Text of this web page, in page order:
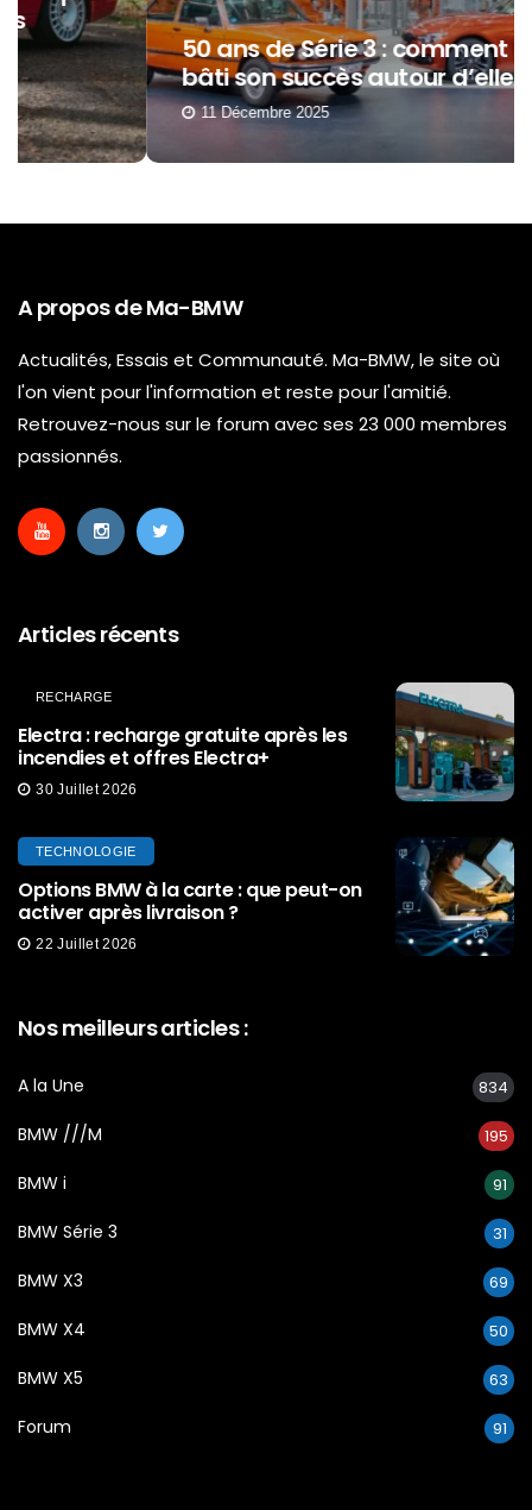
50 ans de Série 3 : comment BMW a
bâti son succès autour d’elle ?
11 Décembre 2025
A propos de Ma-BMW
Actualités, Essais et Communauté. Ma-BMW, le site où
l'on vient pour l'information et reste pour l'amitié.
Retrouvez-nous sur le forum avec ses 23 000 membres
passionnés.
Articles récents
RECHARGE
Electra : recharge gratuite après les
incendies et offres Electra+
30 Juillet 2026
TECHNOLOGIE
Options BMW à la carte : que peut-on
activer après livraison ?
22 Juillet 2026
Nos meilleurs articles :
A la Une 834
BMW ///M 195
BMW i 91
BMW Série 3 31
BMW X3 69
BMW X4 50
BMW X5 63
Forum 91